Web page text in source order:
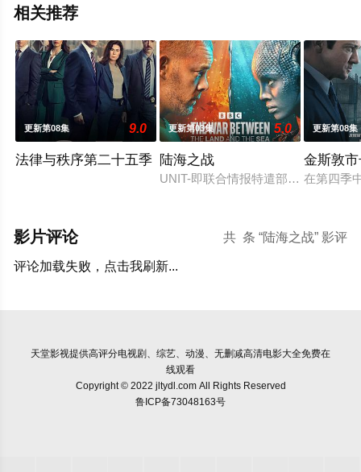
相关推荐
更新第08集 9.0
法律与秩序第二十五季
更新第03集 5.0
陆海之战
UNIT-即联合情报特遣部队，在联合
更新第08集
金斯敦
在第四季
共 条 “陆海之战” 影评
影片评论
评论加载失败，点击我刷新...
天堂影视提供高评分电视剧、综艺、动漫、无删减高清电影大全免费在
线观看
Copyright © 2022 jltydl.com All Rights Reserved
鲁ICP备73048163号